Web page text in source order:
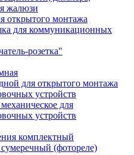
жалюзи
открытого монтажа
для коммуникационных
розетка"
для открытого монтажа
устройств
для
устройств
комплектный
(фотореле)